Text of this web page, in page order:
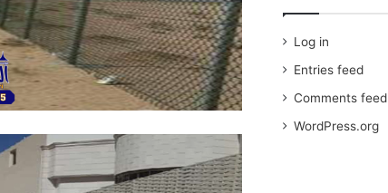
Log in
Entries feed
Comments feed
WordPress.org